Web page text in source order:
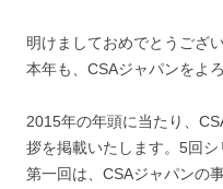
明けましておめでとうござい
本年も、CSAジャパンをよ
2015年の年頭に当たり、
拶を掲載いたします。5回シ
第一回は、CSAジャパンの